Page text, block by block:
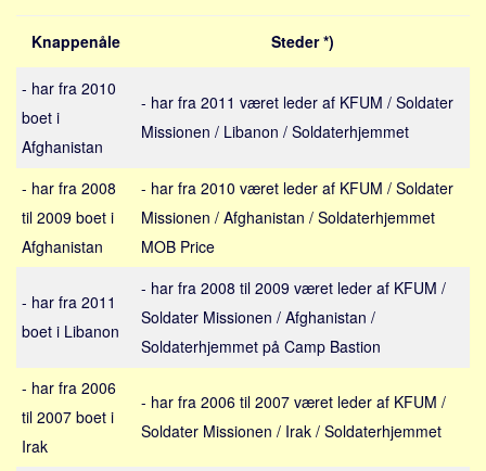
Spanien
Frankrig
Sverige
Norge
Thailand
Italien
Grækenland
USA
Alle
Nøgleord
Bolig
Virksomhed
Knappenåle Steder *)
- har fra 2010
boet i
Afghanistan
- har fra 2011 været leder af KFUM / Soldater
Missionen / Libanon / Soldaterhjemmet
- har fra 2008
til 2009 boet i
Afghanistan
- har fra 2010 været leder af KFUM / Soldater
Missionen / Afghanistan / Soldaterhjemmet
MOB Price
- har fra 2011
boet i Libanon
- har fra 2008 til 2009 været leder af KFUM /
Soldater Missionen / Afghanistan /
Soldaterhjemmet på Camp Bastion
- har fra 2006
til 2007 boet i
Irak
- har fra 2006 til 2007 været leder af KFUM /
Soldater Missionen / Irak / Soldaterhjemmet